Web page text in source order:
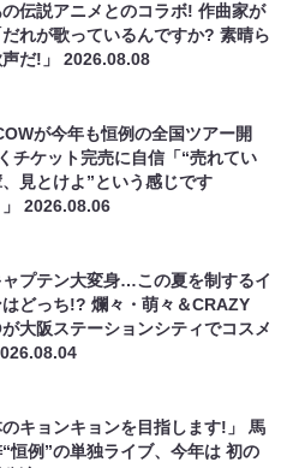
伝説アニメとのコラボ! 作曲家が
れが歌っているんですか? 素晴ら
声だ!」2026.08.08
が今年も恒例の全国ツアー開
チケット完売に自信「“売れてい
見とけよ”という感じです
」2026.08.06
プテン大変身…この夏を制するイ
どっち!? 爛々・萌々＆CRAZY
大阪ステーションシティでコスメ
のキョンキョンを目指します!」 馬
恒例”の単独ライブ、今年は 初の